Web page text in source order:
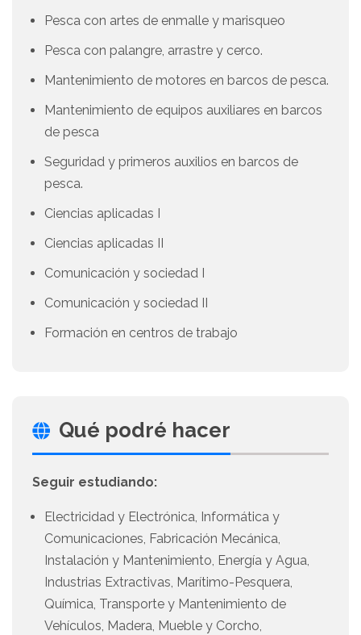
Pesca con artes de enmalle y marisqueo
Pesca con palangre, arrastre y cerco.
Mantenimiento de motores en barcos de pesca.
Mantenimiento de equipos auxiliares en barcos
de pesca
Seguridad y primeros auxilios en barcos de
pesca.
Ciencias aplicadas I
Ciencias aplicadas II
Comunicación y sociedad I
Comunicación y sociedad II
Formación en centros de trabajo
Qué podré hacer
Seguir estudiando:
Electricidad y Electrónica, Informática y
Comunicaciones, Fabricación Mecánica,
Instalación y Mantenimiento, Energía y Agua,
Industrias Extractivas, Marítimo-Pesquera,
Química, Transporte y Mantenimiento de
Vehículos, Madera, Mueble y Corcho,